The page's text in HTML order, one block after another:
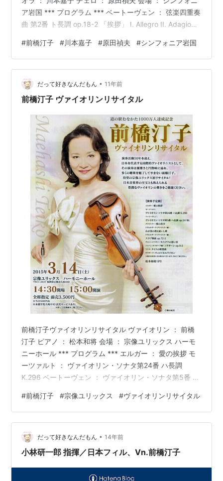
ア岩国 *** プログラム *** ベートーヴェン ： 弦楽四重奏
曲 第2番 ト長調 op.18-2 「挨拶」 I. Allegro II. Adagio
presto ベートーヴェン ： 弦楽四重奏曲 第11番 ヘ短調
op.95 「セリオーソ」 I. Allegro con brio II. Allegre…
#前橋汀子 #川本嘉子 #原田禎夫 #シンフォニア岩国
だって好きなんだもん • 11年前
前橋汀子 ヴァイオリンリサイタル
前橋汀子ヴァイオリンリサイタル ヴァイオリン ： 前橋
汀子 ピアノ ： 松本和将 会場 ： 宗像ユリックス ハーモ
ニーホール *** プログラム *** エルガー ： 愛の挨拶 モ
ーツァルト ： ヴァイオリン・ソナタ第24番 ハ長調
K.296 ベートーヴェン ： ヴァイオリン・ソナタ第5番 ヘ
ーク（クライスラー編） ： わが母の教え給いし歌 スラ
ブ舞曲op.72-2 ヴィエニャフスキー ： モスクワの思い出
ショパン（サラサーテ編） ： ノクターンop.9-2 マスネ
： タイスの瞑想曲 サラサーテ ： ツィゴイネルワイゼン
Enco…
#前橋汀子 #宗像ユリックス #ヴァイオリンリサイタル
だって好きなんだもん • 14年前
小林研一郎 指揮／日本フィル、Vn.前橋汀子